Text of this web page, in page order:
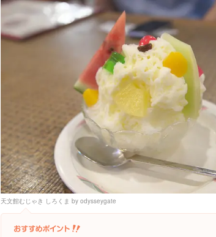
天文館むじゃき しろくま by odysseygate